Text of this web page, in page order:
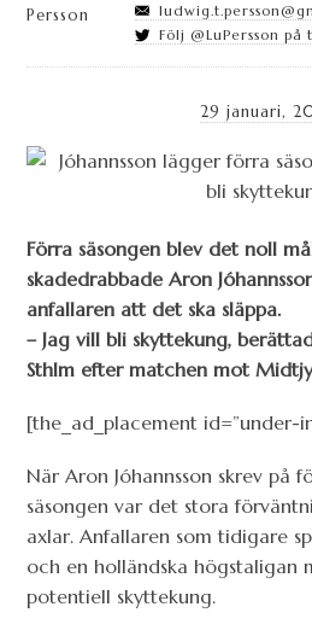
Följ @LuPersson
29 januari,
Förra säsongen blev det noll
skadedrabbade Aron
anfallaren att det ska släppa.
– Jag vill bli skyttekung,
Sthlm efter matchen mot
[the_ad_placement id=”under-
När Aron Jóhannsson skrev på
säsongen var det stora
axlar. Anfallaren som tidigare
och en holländska högstaligan
potentiell skyttekung.